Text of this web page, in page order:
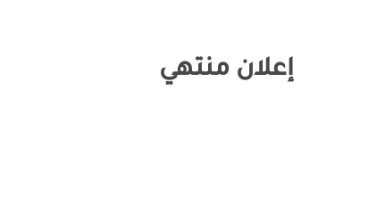
إعلان منتهي